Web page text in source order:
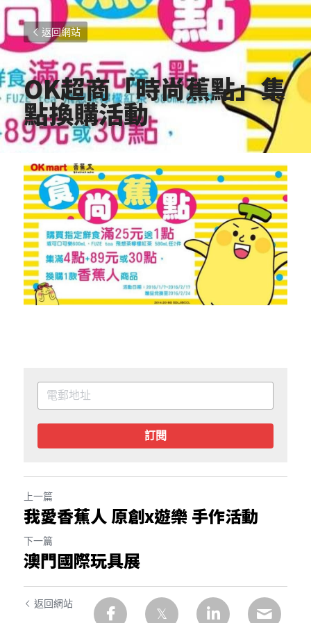
返回網站
OK超商「時尚蕉點」集
點換購活動
訂閱
上一篇
我愛香蕉人 原創x遊樂 手作活動
下一篇
澳門國際玩具展
返回網站